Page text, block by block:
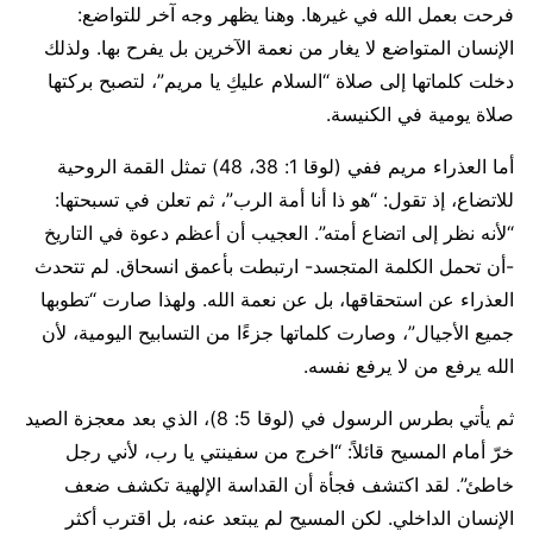
فرحت بعمل الله في غيرها. وهنا يظهر وجه آخر للتواضع:
الإنسان المتواضع لا يغار من نعمة الآخرين بل يفرح بها. ولذلك
دخلت كلماتها إلى صلاة “السلام عليكِ يا مريم”، لتصبح بركتها
صلاة يومية في الكنيسة.
أما العذراء مريم ففي (لوقا 1: 38، 48) تمثل القمة الروحية
للاتضاع، إذ تقول: “هو ذا أنا أمة الرب”، ثم تعلن في تسبحتها:
“لأنه نظر إلى اتضاع أمته”. العجيب أن أعظم دعوة في التاريخ
-أن تحمل الكلمة المتجسد- ارتبطت بأعمق انسحاق. لم تتحدث
العذراء عن استحقاقها، بل عن نعمة الله. ولهذا صارت “تطوبها
جميع الأجيال”، وصارت كلماتها جزءًا من التسابيح اليومية، لأن
الله يرفع من لا يرفع نفسه.
ثم يأتي بطرس الرسول في (لوقا 5: 8)، الذي بعد معجزة الصيد
خرّ أمام المسيح قائلاً: “اخرج من سفينتي يا رب، لأني رجل
خاطئ”. لقد اكتشف فجأة أن القداسة الإلهية تكشف ضعف
الإنسان الداخلي. لكن المسيح لم يبتعد عنه، بل اقترب أكثر